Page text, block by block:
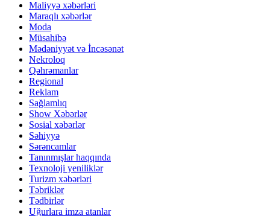
Maliyyə xəbərləri
Maraqlı xəbərlər
Moda
Müsahibə
Mədəniyyət və İncəsənət
Nekroloq
Qəhrəmanlar
Regional
Reklam
Sağlamlıq
Show Xəbərlər
Sosial xəbərlər
Səhiyyə
Sərəncamlar
Tanınmışlar haqqında
Texnoloji yeniliklər
Turizm xəbərləri
Təbriklər
Tədbirlər
Uğurlara imza atanlar